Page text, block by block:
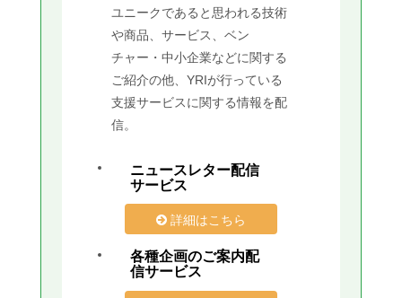
ユニークであると思われる技術
や商品、サービス、ベン
チャー・中小企業などに関する
ご紹介の他、YRIが行っている
支援サービスに関する情報を配
信。
ニュースレター配信
サービス
詳細はこちら
各種企画のご案内配
信サービス